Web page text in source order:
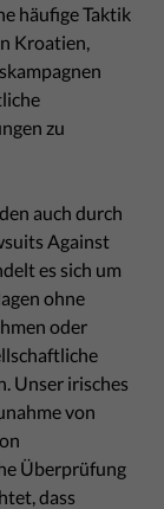
häufige Taktik
Kroatien,
zu
auch durch
Against
es sich um
ohne
oder
Unser irisches
von
Überprüfung
dass